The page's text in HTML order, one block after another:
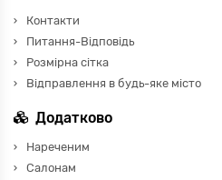
Контакти
Питання-Відповідь
Розмірна сітка
Відправлення в будь-яке місто
Додатково
Нареченим
Салонам